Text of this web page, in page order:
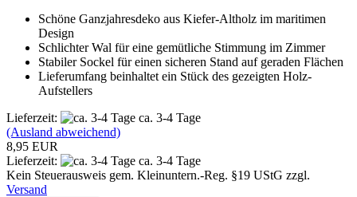
Schöne Ganzjahresdeko aus Kiefer-Altholz im maritimen
Design
Schlichter Wal für eine gemütliche Stimmung im Zimmer
Stabiler Sockel für einen sicheren Stand auf geraden Flächen
Lieferumfang beinhaltet ein Stück des gezeigten Holz-
Aufstellers
Lieferzeit:
ca. 3-4 Tage
(Ausland abweichend)
8,95 EUR
Lieferzeit:
ca. 3-4 Tage
Kein Steuerausweis gem. Kleinuntern.-Reg. §19 UStG zzgl.
Versand